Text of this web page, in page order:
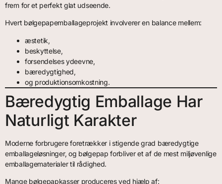
frem for et perfekt glat udseende.
Hvert bølgepapemballageprojekt involverer en balance mellem:
æstetik,
beskyttelse,
forsendelses ydeevne,
bæredygtighed,
og produktionsomkostning.
Bæredygtig Emballage Har
Naturligt Karakter
Moderne forbrugere foretrækker i stigende grad bæredygtige
emballageløsninger, og bølgepap forbliver et af de mest miljøvenlige
emballagematerialer til rådighed.
Mange bølgepapkasser produceres ved hjælp af: